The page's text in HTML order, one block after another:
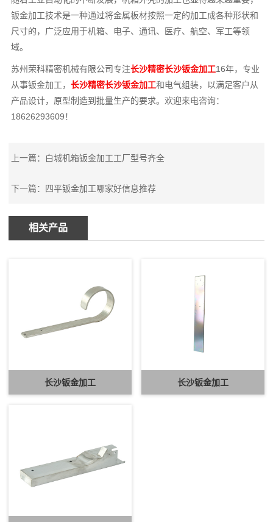
钣金加工技术是一种通过将金属板材按照一定的加工成各种形状和
尺寸的，广泛应用于机箱、电子、通讯、医疗、航空、军工等领
域。
苏州荣科精密机械有限公司专注长沙精密长沙钣金加工16年，专业
从事钣金加工，长沙精密长沙钣金加工和电气组装，以满足客户从
产品设计，原型制造到批量生产的要求。欢迎来电咨询：
18626293609！
上一篇： 白城机箱钣金加工工厂型号齐全
下一篇： 四平钣金加工哪家好信息推荐
相关产品
长沙钣金加工 长沙钣金加工